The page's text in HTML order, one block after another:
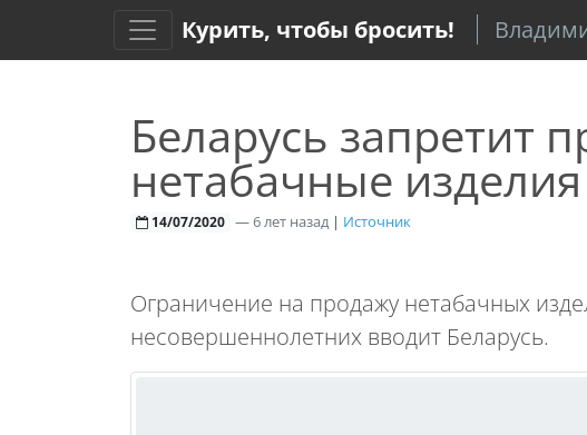
Курить, чтобы бросить!
Беларусь запретит
нетабачные
14/07/2020 —6 лет назад | Источник
Ограничение на продажу нетабачных
несовершеннолетних вводит Беларусь.